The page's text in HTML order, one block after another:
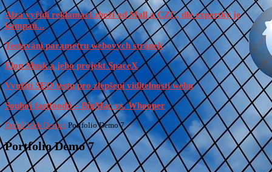
Alza vyřídí reklamaci zboží od Mall a CZC, dle expertky je
kampaň...
Testování parametru webových stránek
Elon Musk a jeho projekt SpaceX
Využití SEO testu pro zlepšení viditelnosti webu
Souboj fastfoodů – BigMac vs. Whooper
DomůWeb Design Portfolio Demo 7
Portfolio Demo 7